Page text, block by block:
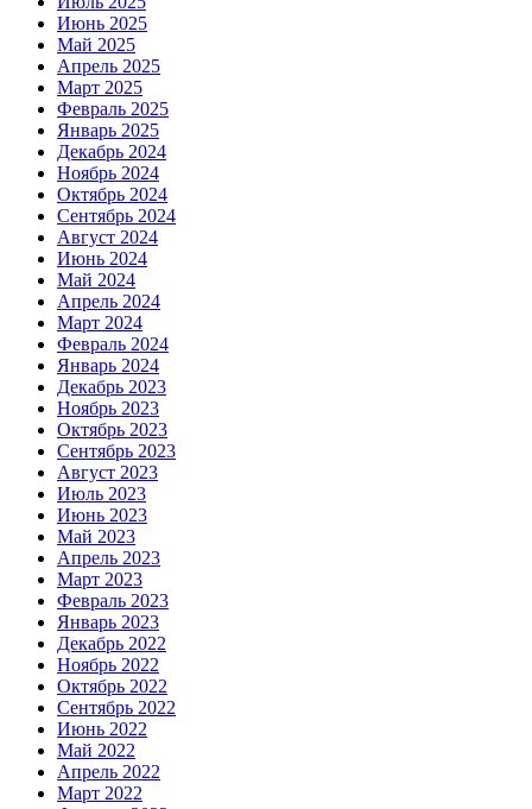
Июнь 2025
Май 2025
Апрель 2025
Март 2025
Февраль 2025
Январь 2025
Декабрь 2024
Ноябрь 2024
Октябрь 2024
Сентябрь 2024
Август 2024
Июнь 2024
Май 2024
Апрель 2024
Март 2024
Февраль 2024
Январь 2024
Декабрь 2023
Ноябрь 2023
Октябрь 2023
Сентябрь 2023
Август 2023
Июль 2023
Июнь 2023
Май 2023
Апрель 2023
Март 2023
Февраль 2023
Январь 2023
Декабрь 2022
Ноябрь 2022
Октябрь 2022
Сентябрь 2022
Июнь 2022
Май 2022
Апрель 2022
Март 2022